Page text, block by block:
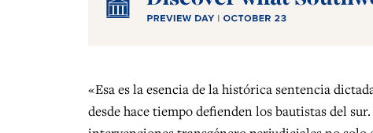
«Esa es la esencia de la histórica sentencia
desde hace tiempo defienden los bautistas del